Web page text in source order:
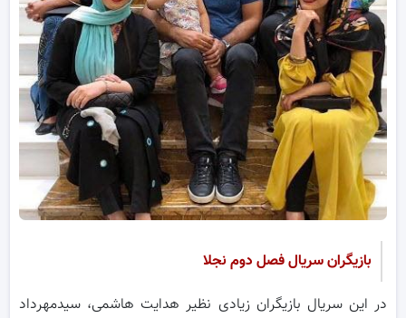
بازیگران سریال فصل دوم نجلا
در این سریال بازیگران زیادی نظیر هدایت هاشمی، سیدمهرداد